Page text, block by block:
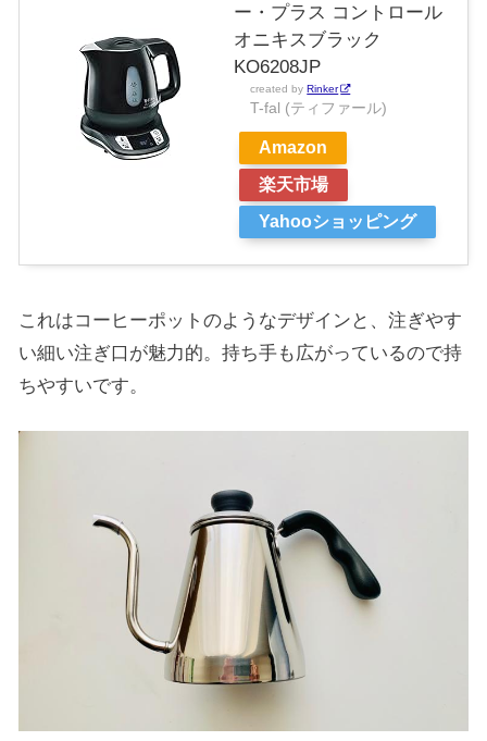
ー・プラス コントロール
オニキスブラック
KO6208JP
created byRinker
T-fal (ティファール)
Amazon
楽天市場
Yahooショッピング
これはコーヒーポットのようなデザインと、注ぎやす
い細い注ぎ口が魅力的。持ち手も広がっているので持
ちやすいです。